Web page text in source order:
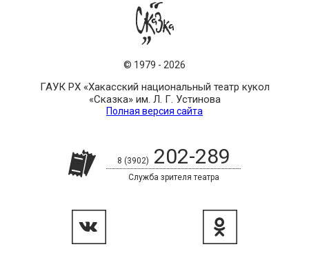
© 1979 - 2026
ГАУК РХ «Хакасский национальный театр кукол
«Сказка» им. Л. Г. Устинова
Полная версия сайта
8 (3902) 202-289
Служба зрителя театра